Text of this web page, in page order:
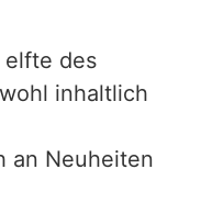
elfte des
inhaltlich
an Neuheiten